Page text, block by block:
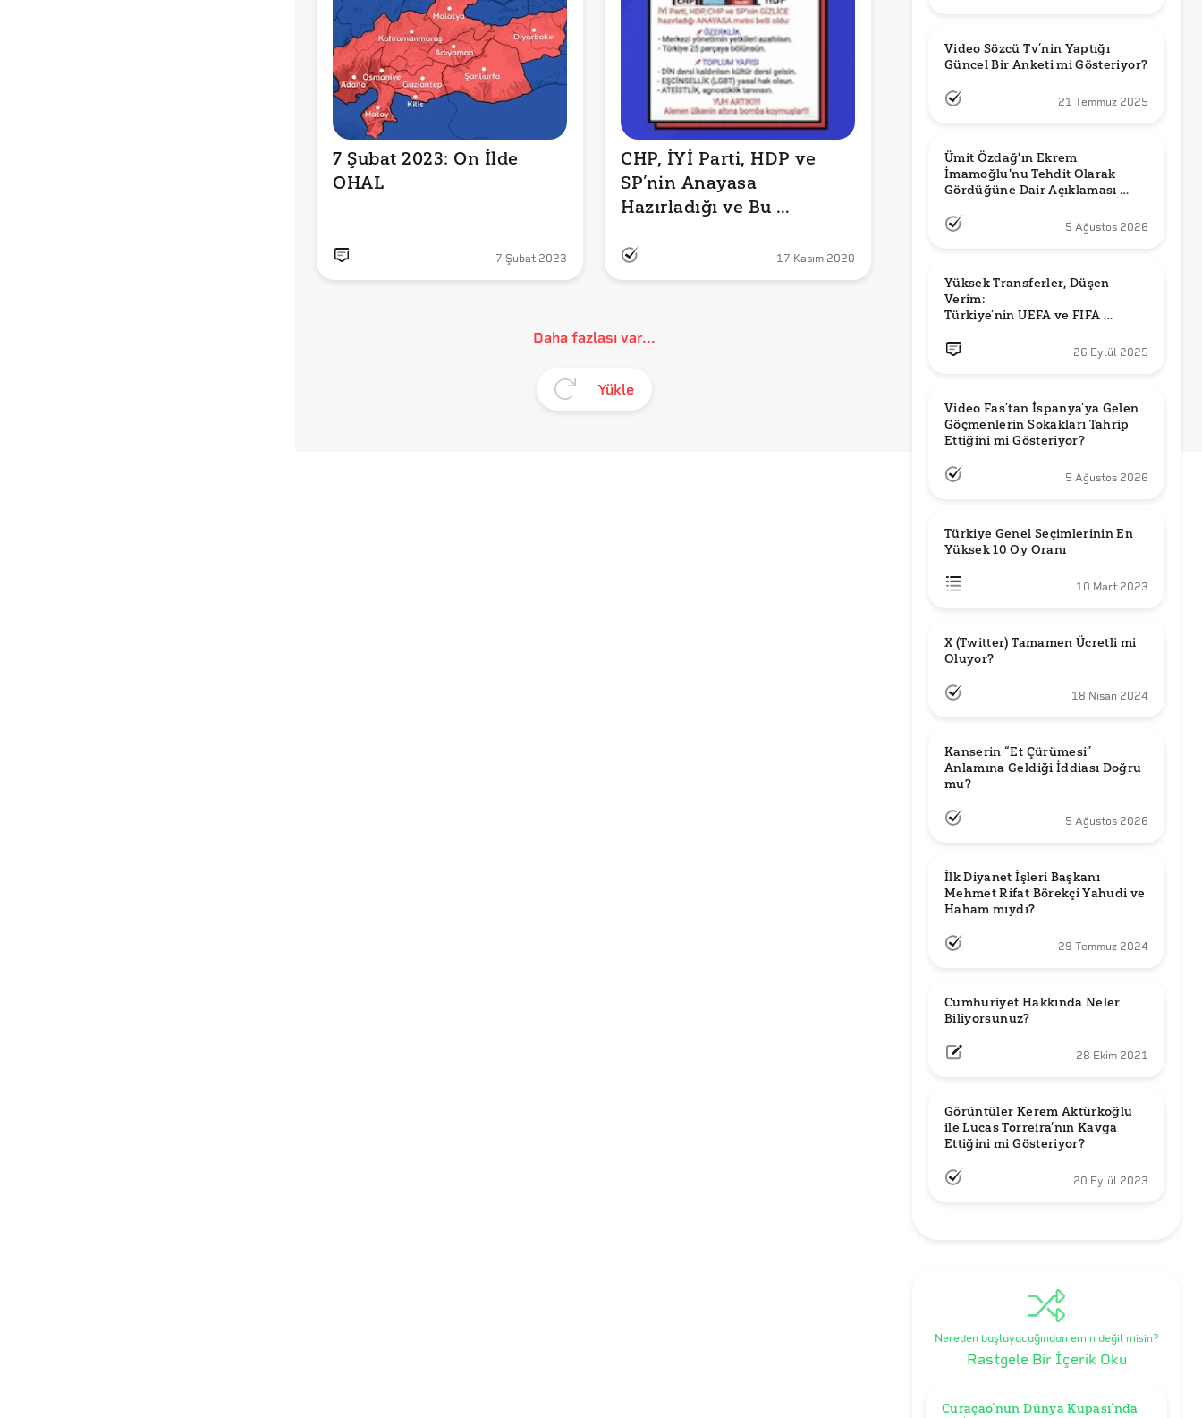
7 Şubat 2023: On İlde
7 Şubat 2023
CHP, İYİ Parti, HDP ve
SP’nin Anayasa
Hazırladığı ve Bu
Yönelik İddia Doğru mu?
17 Kasım 2020
Daha fazlası var...
Yükle
Video Sözcü Tv’nin Yaptığı
Güncel Bir Anketi mi Gösteriyor?
21 Temmuz 2025
Ümit Özdağ'ın Ekrem
İmamoğlu'nu Tehdit Olarak
Gördüğüne Dair Açıklaması
5 Ağustos 2026
Yüksek Transferler, Düşen
Verim:
Türkiye’nin UEFA ve FIFA
26 Eylül 2025
Video Fas’tan İspanya’ya Gelen
Göçmenlerin Sokakları Tahrip
Ettiğini mi Gösteriyor?
5 Ağustos 2026
Türkiye Genel Seçimlerinin En
Yüksek 10 Oy Oranı
10 Mart 2023
X (Twitter) Tamamen Ücretli mi
Oluyor?
18 Nisan 2024
Kanserin “Et Çürümesi”
Anlamına Geldiği İddiası Doğru
mu?
5 Ağustos 2026
İlk Diyanet İşleri Başkanı
Mehmet Rifat Börekçi Yahudi ve
Haham mıydı?
29 Temmuz 2024
Cumhuriyet Hakkında Neler
Biliyorsunuz?
28 Ekim 2021
Görüntüler Kerem Aktürkoğlu
ile Lucas Torreira’nın Kavga
Ettiğini mi Gösteriyor?
20 Eylül 2023
Nereden başlayacağından emin değil misin?
Rastgele Bir İçerik Oku
Curaçao’nun Dünya Kupası’nda